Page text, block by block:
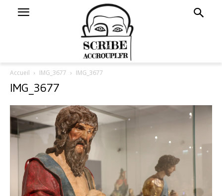
Accueil IMG_3677 IMG_3677
IMG_3677